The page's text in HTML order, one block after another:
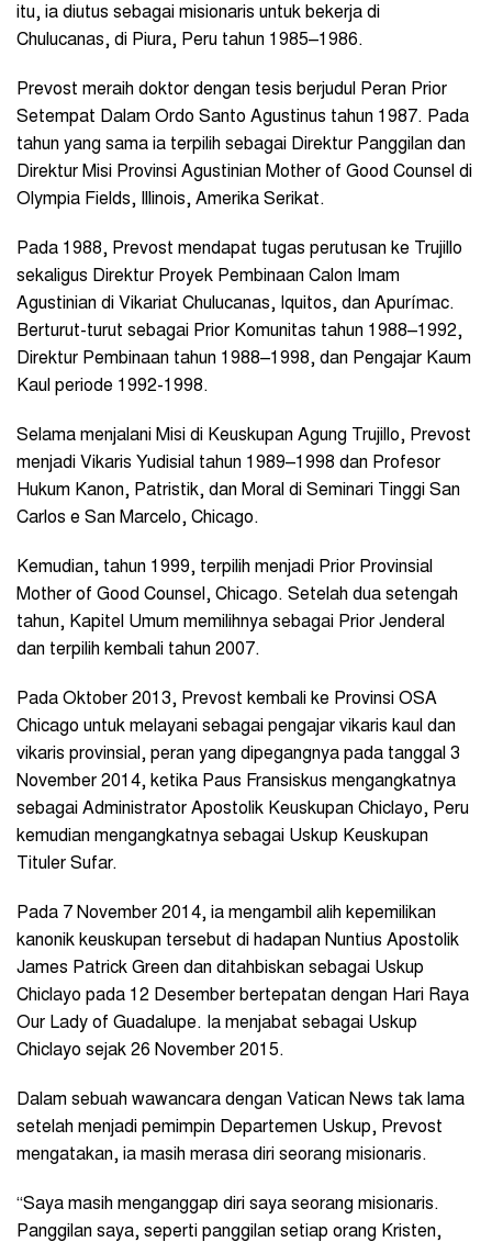
itu, ia diutus sebagai misionaris untuk bekerja di
Chulucanas, di Piura, Peru tahun 1985–1986.
Prevost meraih doktor dengan tesis berjudul Peran Prior
Setempat Dalam Ordo Santo Agustinus tahun 1987. Pada
tahun yang sama ia terpilih sebagai Direktur Panggilan dan
Direktur Misi Provinsi Agustinian Mother of Good Counsel di
Olympia Fields, Illinois, Amerika Serikat.
Pada 1988, Prevost mendapat tugas perutusan ke Trujillo
sekaligus Direktur Proyek Pembinaan Calon Imam
Agustinian di Vikariat Chulucanas, Iquitos, dan Apurímac.
Berturut-turut sebagai Prior Komunitas tahun 1988–1992,
Direktur Pembinaan tahun 1988–1998, dan Pengajar Kaum
Kaul periode 1992-1998.
Selama menjalani Misi di Keuskupan Agung Trujillo, Prevost
menjadi Vikaris Yudisial tahun 1989–1998 dan Profesor
Hukum Kanon, Patristik, dan Moral di Seminari Tinggi San
Carlos e San Marcelo, Chicago.
Kemudian, tahun 1999, terpilih menjadi Prior Provinsial
Mother of Good Counsel, Chicago. Setelah dua setengah
tahun, Kapitel Umum memilihnya sebagai Prior Jenderal
dan terpilih kembali tahun 2007.
Pada Oktober 2013, Prevost kembali ke Provinsi OSA
Chicago untuk melayani sebagai pengajar vikaris kaul dan
vikaris provinsial, peran yang dipegangnya pada tanggal 3
November 2014, ketika Paus Fransiskus mengangkatnya
sebagai Administrator Apostolik Keuskupan Chiclayo, Peru
kemudian mengangkatnya sebagai Uskup Keuskupan
Tituler Sufar.
Pada 7 November 2014, ia mengambil alih kepemilikan
kanonik keuskupan tersebut di hadapan Nuntius Apostolik
James Patrick Green dan ditahbiskan sebagai Uskup
Chiclayo pada 12 Desember bertepatan dengan Hari Raya
Our Lady of Guadalupe. Ia menjabat sebagai Uskup
Chiclayo sejak 26 November 2015.
Dalam sebuah wawancara dengan Vatican News tak lama
setelah menjadi pemimpin Departemen Uskup, Prevost
mengatakan, ia masih merasa diri seorang misionaris.
“Saya masih menganggap diri saya seorang misionaris.
Panggilan saya, seperti panggilan setiap orang Kristen,